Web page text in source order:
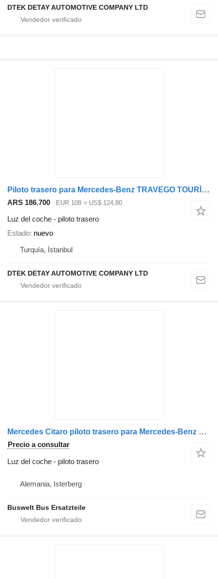
DTEK DETAY AUTOMOTIVE COMPANY LTD
Piloto trasero para Mercedes-Benz TRAVEGO TOURİSMO autobús
ARS 186.700 EUR 108 ≈ US$ 124,80
Luz del coche - piloto trasero
Estado nuevo
Turquía, İstanbul
DTEK DETAY AUTOMOTIVE COMPANY LTD
Mercedes Citaro piloto trasero para Mercedes-Benz Citaro 1 autobús
Precio a consultar
Luz del coche - piloto trasero
Alemania, Isterberg
Buswelt Bus Ersatzteile